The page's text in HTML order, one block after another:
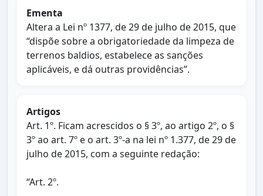
Ementa
Altera a Lei nº 1377, de 29 de julho de 2015, que
“dispõe sobre a obrigatoriedade da limpeza de
terrenos baldios, estabelece as sanções
aplicáveis, e dá outras providências”.
Artigos
Art. 1º. Ficam acrescidos o § 3º, ao artigo 2º, o §
3º ao art. 7º e o art. 3º-a na lei nº 1.377, de 29 de
julho de 2015, com a seguinte redação:
“Art. 2º.